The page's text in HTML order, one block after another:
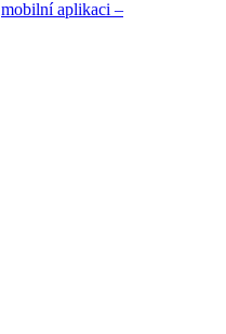
mobilní aplikaci –